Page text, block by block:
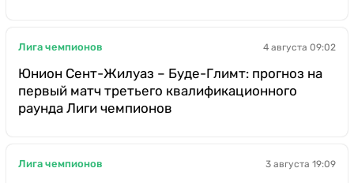
Лига чемпионов 4 августа 09:02
Юнион Сент-Жилуаз – Буде-Глимт: прогноз на
первый матч третьего квалификационного
раунда Лиги чемпионов
Лига чемпионов 3 августа 19:09